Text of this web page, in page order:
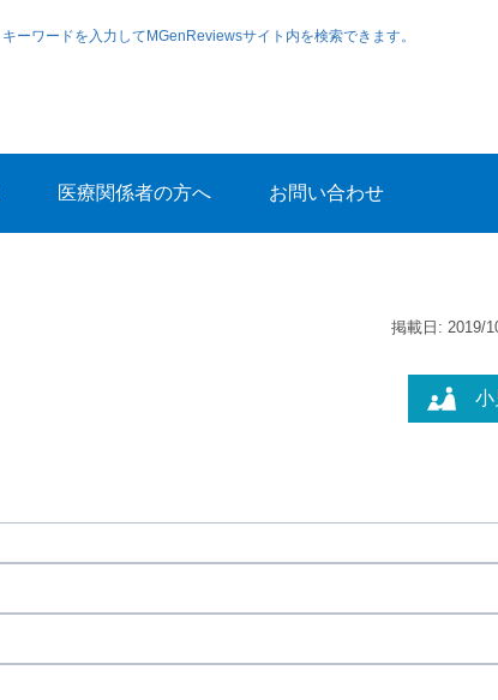
キーワードを入力してMGenReviewsサイト内を検索できます。
医療関係者の方へ お問い合わせ
掲載日: 2019/
小